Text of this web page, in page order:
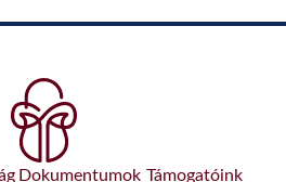
Dokumentumok Támogatóink